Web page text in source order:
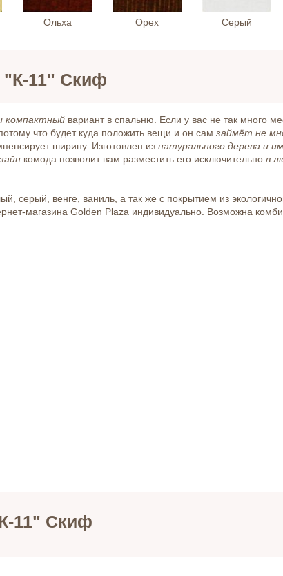
Ольха Орех Серый
11" Скиф
компактный вариант в спальню. Если у вас не так много
потому что будет куда положить вещи и он сам займёт не
ширину. Изготовлен из натурального дерева и
комода позволит вам разместить его исключительно в
серый, венге, ваниль, а так же с покрытием из
магазина Golden Plaza индивидуально. Возможна
11" Скиф